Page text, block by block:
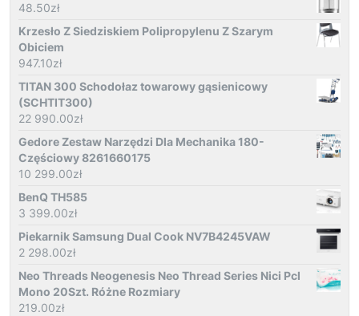
48.50zł
Krzesło Z Siedziskiem Polipropylenu Z Szarym
Obiciem
947.10zł
TITAN 300 Schodołaz towarowy gąsienicowy
(SCHTIT300)
22 990.00zł
Gedore Zestaw Narzędzi Dla Mechanika 180-
Częściowy 8261660175
10 299.00zł
BenQ TH585
3 399.00zł
Piekarnik Samsung Dual Cook NV7B4245VAW
2 298.00zł
Neo Threads Neogenesis Neo Thread Series Nici Pcl
Mono 20Szt. Różne Rozmiary
219.00zł